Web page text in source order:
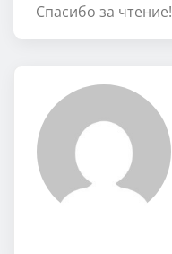
Спасибо за чтение!